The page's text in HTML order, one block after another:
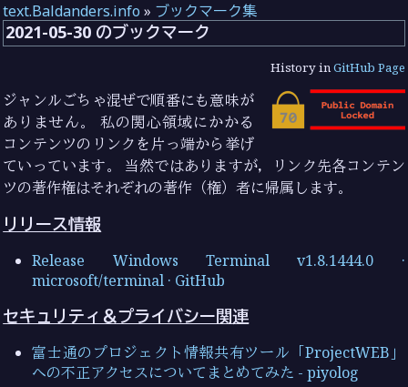
text.Baldanders.info » ブックマーク集
2021-05-30 のブックマーク
History inGitHub Page
ジャンルごちゃ混ぜで順番にも意味が
ありません。 私の関心領域にかかる
コンテンツのリンクを片っ端から挙げ
ていっています。 当然ではありますが，リンク先各コンテン
ツの著作権はそれぞれの著作（権）者に帰属します。
リリース情報
Release Windows Terminal v1.8.1444.0 ·
microsoft/terminal · GitHub
セキュリティ＆プライバシー関連
富士通のプロジェクト情報共有ツール「ProjectWEB」
への不正アクセスについてまとめてみた - piyolog